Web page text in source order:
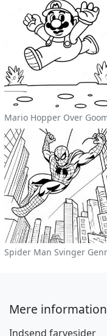
Mere information
Indsend farvesider